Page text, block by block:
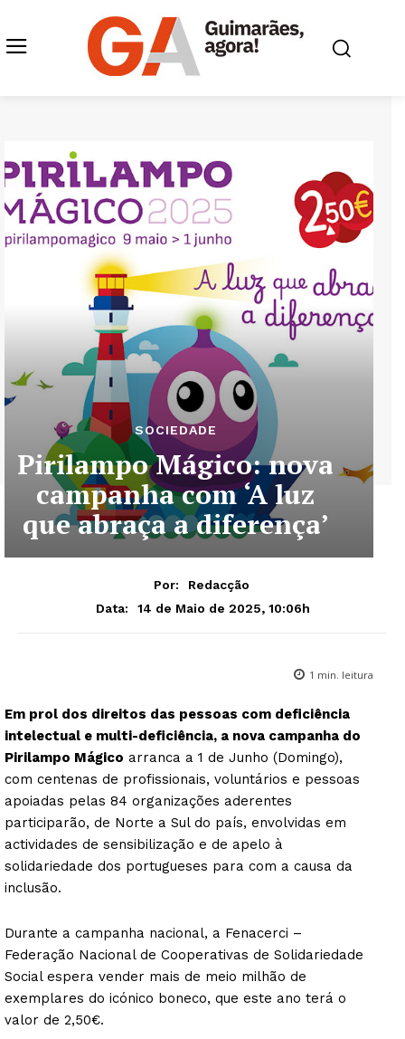
SOCIEDADE
Pirilampo Mágico: nova
campanha com ‘A luz
que abraça a diferença’
Por:
Redacção
Data:
14 de Maio de 2025, 10:06h
1 min. leitura
Em prol dos direitos das pessoas com deficiência
intelectual e multi-deficiência, a nova campanha do
Pirilampo Mágico arranca a 1 de Junho (Domingo),
com centenas de profissionais, voluntários e pessoas
apoiadas pelas 84 organizações aderentes
participarão, de Norte a Sul do país, envolvidas em
actividades de sensibilização e de apelo à
solidariedade dos portugueses para com a causa da
inclusão.
Durante a campanha nacional, a Fenacerci –
Federação Nacional de Cooperativas de Solidariedade
Social espera vender mais de meio milhão de
exemplares do icónico boneco, que este ano terá o
valor de 2,50€.